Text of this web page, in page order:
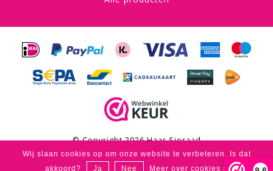
Wij slaan cookies op om onze website te verbeteren. Is dat
akkoord?
Ja Nee Meer over cookies »
© Copyright 2026 Haar Sieraad
scores a 4,8/5out of klantbeoordelingen at